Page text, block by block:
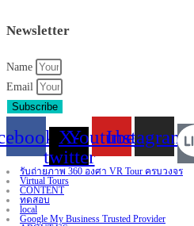
Newsletter
Name
Email
Subscribe
X-
twitter
YoutubeInstagram
รับถ่ายภาพ 360 องศา VR Tour ครบวงจร
Virtual Tours
CONTENT
ทดสอบ
local
Google My Business Trusted Provider